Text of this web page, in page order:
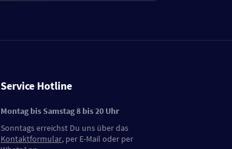
Service Hotline
Montag bis Samstag 8 bis 20 Uhr
Sonntags erreichst Du uns über das
Kontaktformular, per E-Mail oder per